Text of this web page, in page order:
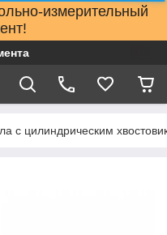
измерительный
с цилиндрическим